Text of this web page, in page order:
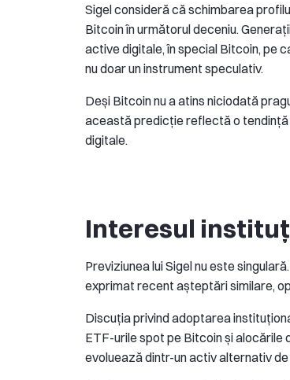
Sigel consideră că schimbarea
Bitcoin în următorul deceniu.
active digitale, în special Bitcoin, pe
nu doar un instrument speculativ.
Deși Bitcoin nu a atins niciodată
această predicție reflectă o tendință
digitale.
Interesul
Previziunea lui Sigel nu este
exprimat recent așteptări similare,
Discuția privind adoptarea
ETF-urile spot pe Bitcoin și alocările
evoluează dintr-un activ alternativ